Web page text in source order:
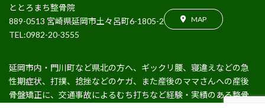
ととろまち整骨院
889-0513 宮崎県延岡市土々呂町6-1805-2
TEL:0982-20-3555
MAP
延岡市内・門川町など県北の方へ、ギックリ腰、寝違えなどの急
性期症状、打撲、捻挫などのケガ、また産後のママさんへの産後
骨盤矯正に、交通事故によるむち打ちなど経験・実績のある整骨